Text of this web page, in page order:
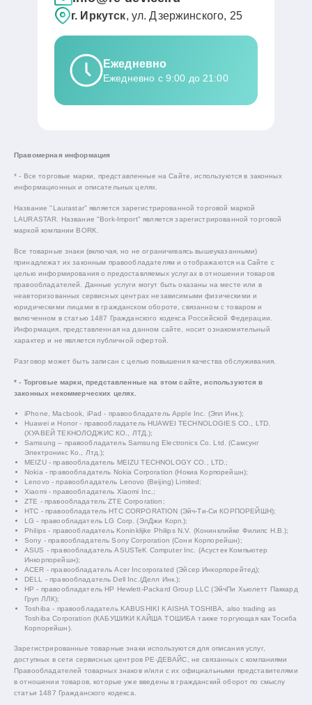
г. Иркутск, ул. Дзержинского, 25
Ежедневно
Ежедневно с 9:00 до 21:00
Правомерная информация
* - Все торговые марки, представленные на Сайте, используются в законных
информационных и описательных целях.
Название "Laurastar" является зарегистрированной торговой маркой
LAURASTAR. Название "Bork-Import" является зарегистрированной торговой
маркой компании BORK.
Все товарные знаки (включая, но не ограничиваясь вышеуказанными)
принадлежат их законным правообладателям и отображаются на Сайте с
целью информирования о предоставляемых услугах в отношении товаров
правообладателей. Данные услуги могут быть оказаны на месте или в
неавторизованных сервисных центрах независимыми физическими и
юридическими лицами в гражданском обороте, связанном с товаром и
включенном в статью 1487 Гражданского кодекса Российской Федерации.
Информация, представленная на данном сайте, носит ознакомительный
характер и не является публичной офертой.
Разговор может быть записан с целью повышения качества обслуживания.
* - Торговые марки, представленные на этом сайте, используются в
законных некоммерческих целях.
iPhone, Macbook, iPad - правообладатель Apple Inc. (Эпл Инк.);
Huawei и Honor - правообладатель HUAWEI TECHNOLOGIES CO., LTD.
(ХУАВЕЙ ТЕКНОЛОДЖИС КО., ЛТД.);
Samsung – правообладатель Samsung Electronics Co. Ltd. (Самсунг
Электроникс Ко., Лтд.);
MEIZU - правообладатель MEIZU TECHNOLOGY CO., LTD.;
Nokia - правообладатель Nokia Corporation (Нокиа Корпорейшн);
Lenovo - правообладатель Lenovo (Beijing) Limited;
Xiaomi - правообладатель Xiaomi Inc.;
ZTE - правообладатель ZTE Corporation;
HTC - правообладатель HTC CORPORATION (Эйч-Ти-Си КОРПОРЕЙШН);
LG - правообладатель LG Corp. (ЭлДжи Корп.);
Philips - правообладатель Koninklijke Philips N.V. (Конинклийке Филипс Н.В.);
Sony - правообладатель Sony Corporation (Сони Корпорейшн);
ASUS - правообладатель ASUSTeK Computer Inc. (Асустек Компьютер
Инкорпорейшн);
ACER - правообладатель Acer Incorporated (Эйсер Инкорпорейтед);
DELL - правообладатель Dell Inc.(Делл Инк.);
HP - правообладатель HP Hewlett-Packard Group LLC (ЭйчПи Хьюлетт Паккард
Груп ЛЛК);
Toshiba - правообладатель KABUSHIKI KAISHA TOSHIBA, also trading as
Toshiba Corporation (КАБУШИКИ КАЙША ТОШИБА также торгующая как Тосиба
Корпорейшн).
Зарегистрированные товарные знаки используются для описания услуг,
доступных в сети сервисных центров РЕ-ДЕВАЙС, не связанных с компаниями
Правообладателей товарных знаков и/или с их официальными представителями
в отношении товаров, которые уже введены в гражданский оборот по смыслу
статьи 1487 Гражданского кодекса.